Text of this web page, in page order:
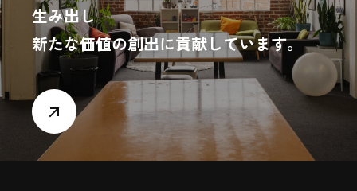
生み出し
新たな価値の創出に貢献しています。